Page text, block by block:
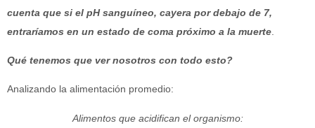
cuenta que si el pH sanguíneo, cayera por debajo de 7,
entraríamos en un estado de coma próximo a la muerte
Qué tenemos que ver nosotros con todo esto?
Analizando la alimentación promedio:
Alimentos que acidifican el organismo: